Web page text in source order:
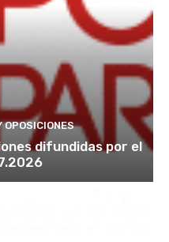
OPOSICIONES
difundidas por el